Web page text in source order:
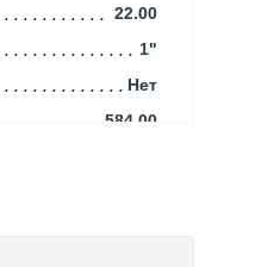
22.00
1"
Нет
584.00